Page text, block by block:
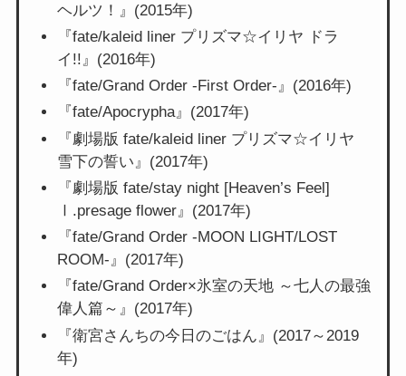
ヘルツ！』(2015年)
『fate/kaleid liner プリズマ☆イリヤ ドラ
イ!!』(2016年)
『fate/Grand Order -First Order-』(2016年)
『fate/Apocrypha』(2017年)
『劇場版 fate/kaleid liner プリズマ☆イリヤ
雪下の誓い』(2017年)
『劇場版 fate/stay night [Heaven’s Feel]
Ⅰ.presage flower』(2017年)
『fate/Grand Order -MOON LIGHT/LOST
ROOM-』(2017年)
『fate/Grand Order×氷室の天地 ～七人の最強
偉人篇～』(2017年)
『衛宮さんちの今日のごはん』(2017～2019
年)